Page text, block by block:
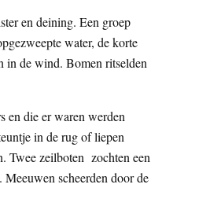
en deining. Een groep
water, de korte
in de wind. Bomen ritselden
en die er waren werden
in de rug of liepen
Twee zeilboten zochten een
scheerden door de